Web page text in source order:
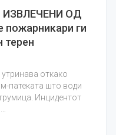
ОД
ги
терен
откако
патеката што води
Инцидентот